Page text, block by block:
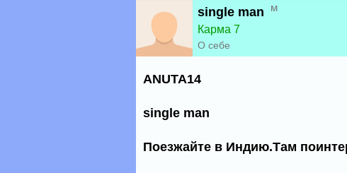
single man
м
Карма 7
О себе
ANUTA14
single man
Поезжайте в Индию.Там